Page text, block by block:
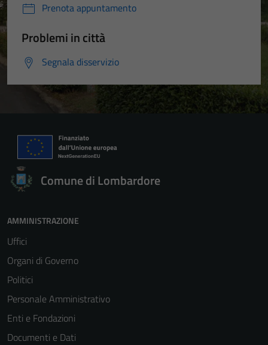
Prenota appuntamento
Problemi in città
Segnala disservizio
Comune di Lombardore
AMMINISTRAZIONE
Uffici
Organi di Governo
Politici
Personale Amministrativo
Enti e Fondazioni
Documenti e Dati